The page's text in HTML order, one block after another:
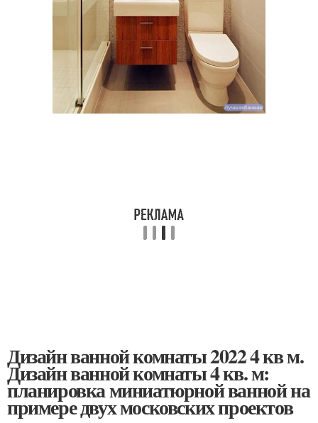
Дизайн ванной комнаты 2022 4 кв м.
Дизайн ванной комнаты 4 кв. м:
планировка миниатюрной ванной на
примере двух московских проектов